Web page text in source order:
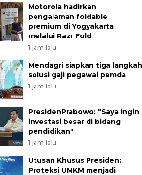
Motorola hadirkan
pengalaman foldable
premium di Yogyakarta
melalui Razr Fold
1 jam lalu
Mendagri siapkan tiga langkah
solusi gaji pegawai pemda
1 jam lalu
PresidenPrabowo: "Saya ingin
investasi besar di bidang
pendidikan"
1 jam lalu
Utusan Khusus Presiden:
Proteksi UMKM menjadi